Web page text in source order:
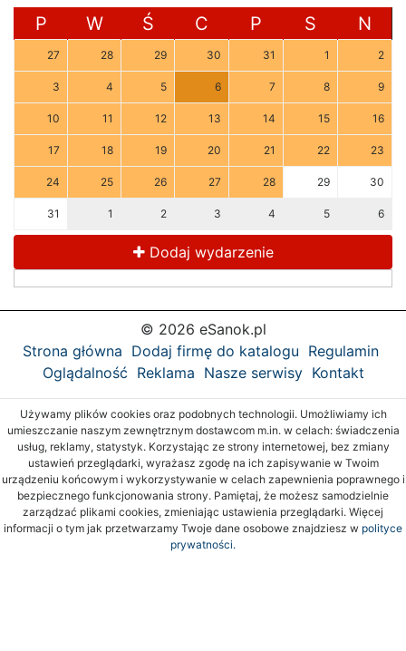
P W Ś C P S N
27 28 29 30 31 1 2
3 4 5 6 7 8 9
10 11 12 13 14 15 16
17 18 19 20 21 22 23
24 25 26 27 28 29 30
31 1 2 3 4 5 6
Dodaj wydarzenie
© 2026 eSanok.pl
Strona główna Dodaj firmę do katalogu Regulamin
Oglądalność Reklama Nasze serwisy Kontakt
Używamy plików cookies oraz podobnych technologii. Umożliwiamy ich
umieszczanie naszym zewnętrznym dostawcom m.in. w celach: świadczenia
usług, reklamy, statystyk. Korzystając ze strony internetowej, bez zmiany
ustawień przeglądarki, wyrażasz zgodę na ich zapisywanie w Twoim
urządzeniu końcowym i wykorzystywanie w celach zapewnienia poprawnego i
bezpiecznego funkcjonowania strony. Pamiętaj, że możesz samodzielnie
zarządzać plikami cookies, zmieniając ustawienia przeglądarki. Więcej
informacji o tym jak przetwarzamy Twoje dane osobowe znajdziesz w polityce
prywatności.